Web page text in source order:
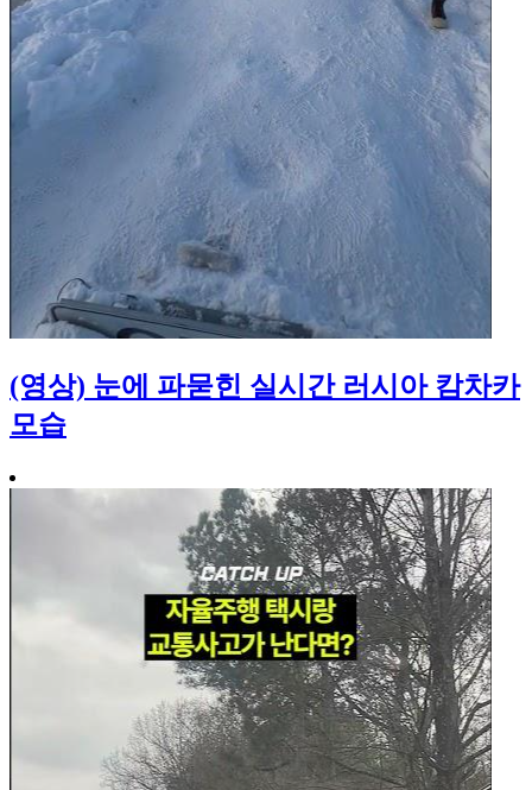
(영상) 눈에 파묻힌 실시간 러시아 캄차카
모습